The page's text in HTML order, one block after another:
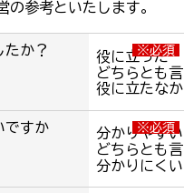
の参考といたします。
たか？ ※必須
役に立った
どちらとも
役に立たな
ですか ※必須
分かりやすい
どちらとも
分かりにくい